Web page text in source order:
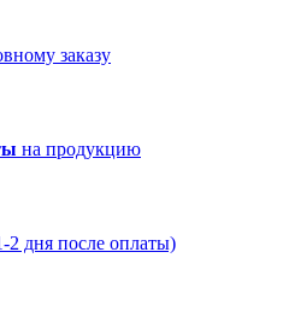
заказу
на продукцию
2 дня после оплаты)